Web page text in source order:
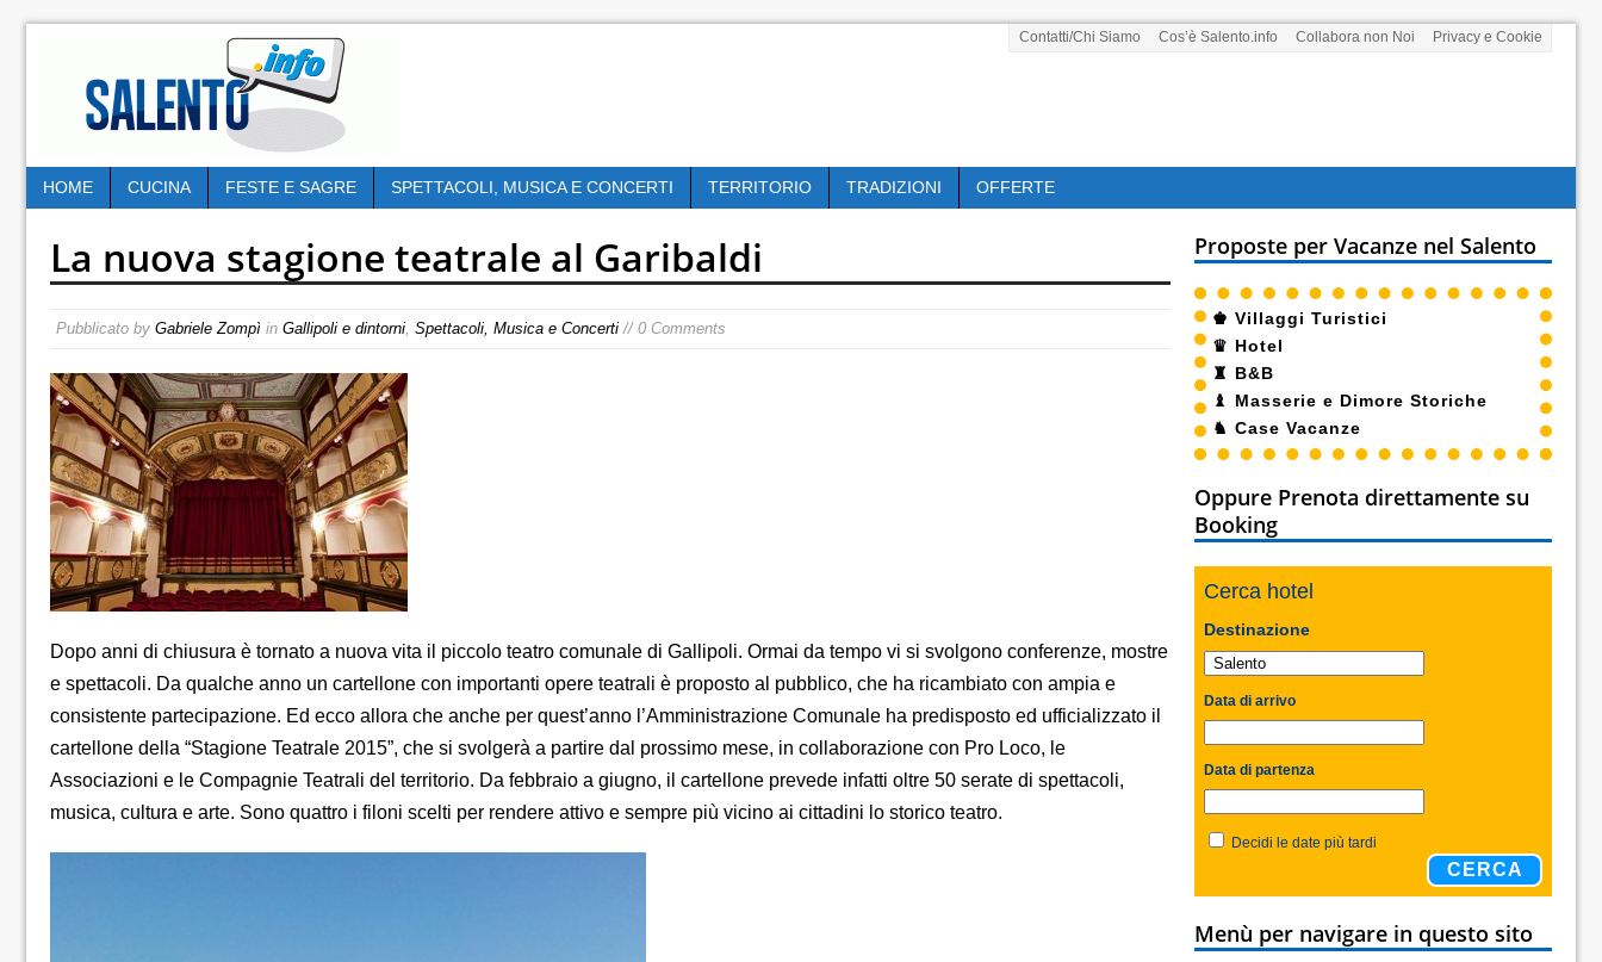
Contatti/Chi Siamo Cos’è Salento.info Collabora non Noi Privacy e Cookie
HOME CUCINA FESTE E SAGRE SPETTACOLI, MUSICA E CONCERTI TERRITORIO TRADIZIONI OFFERTE
La nuova stagione teatrale al Garibaldi
Pubblicato by Gabriele Zompì in Gallipoli e dintorni Spettacoli, Musica e Concerti // 0 Comments
Dopo anni di chiusura è tornato a nuova vita il piccolo teatro comunale di Gallipoli. Ormai da tempo vi si svolgono conferenze, mostre
e spettacoli. Da qualche anno un cartellone con importanti opere teatrali è proposto al pubblico, che ha ricambiato con ampia e
consistente partecipazione. Ed ecco allora che anche per quest’anno l’Amministrazione Comunale ha predisposto ed ufficializzato il
cartellone della “Stagione Teatrale 2015”, che si svolgerà a partire dal prossimo mese, in collaborazione con Pro Loco, le
Associazioni e le Compagnie Teatrali del territorio. Da febbraio a giugno, il cartellone prevede infatti oltre 50 serate di spettacoli,
musica, cultura e arte. Sono quattro i filoni scelti per rendere attivo e sempre più vicino ai cittadini lo storico teatro.
Proposte per Vacanze nel Salento
♚ Villaggi Turistici
♛ Hotel
♜ B&B
♝ Masserie e Dimore Storiche
♞ Case Vacanze
Oppure Prenota direttamente su
Booking
Cerca hotel
Destinazione
Data di arrivo
Data di partenza
Decidi le date più tardi
CERCA
Menù per navigare in questo sito